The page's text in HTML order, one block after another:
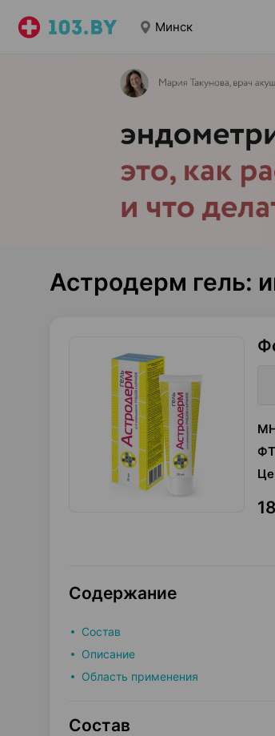
Минск
Астродерм гель:
Содержание
Состав
Описание
Область применения
Состав